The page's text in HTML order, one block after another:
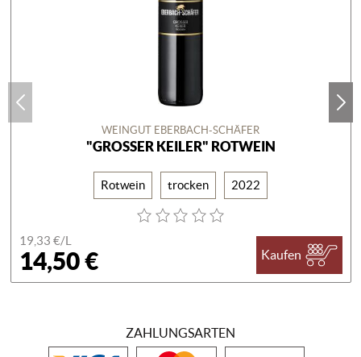
WEINGUT EBERBACH-SCHÄFER
"GROSSER KEILER" ROTWEIN
Rotwein trocken 2022
19,33 €/L
14,50 € Kaufen
ZAHLUNGSARTEN